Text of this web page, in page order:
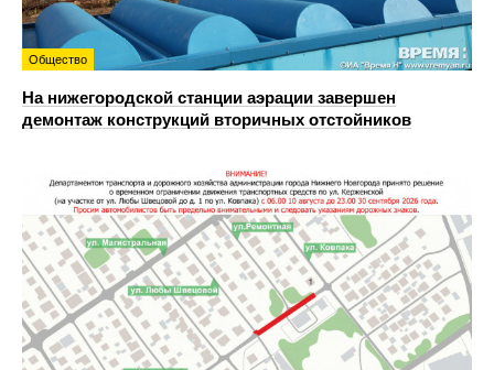
Общество
На нижегородской станции аэрации завершен
демонтаж конструкций вторичных отстойников